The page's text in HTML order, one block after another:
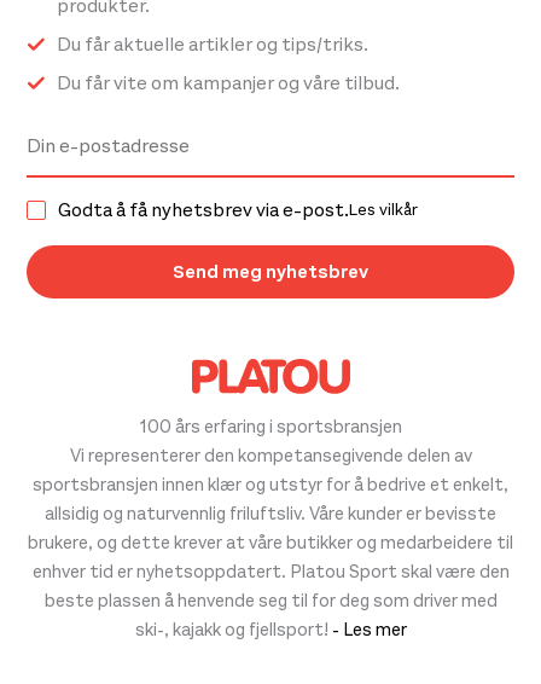
100 års erfaring i sportsbransjen
Vi representerer den kompetansegivende delen av
sportsbransjen innen klær og utstyr for å bedrive et enkelt,
allsidig og naturvennlig friluftsliv. Våre kunder er bevisste
brukere, og dette krever at våre butikker og medarbeidere til
enhver tid er nyhetsoppdatert. Platou Sport skal være den
beste plassen å henvende seg til for deg som driver med
ski-, kajakk og fjellsport! - Les mer
produkter.
Du får aktuelle artikler og tips/triks.
Du får vite om kampanjer og våre tilbud.
Godta å få nyhetsbrev via e-post.Les vilkår